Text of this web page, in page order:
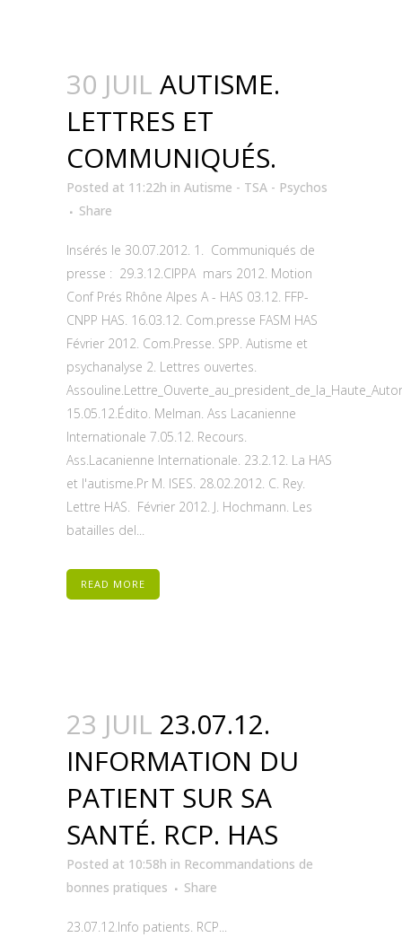
30 JUIL AUTISME.
LETTRES ET
COMMUNIQUÉS.
Posted at 11:22h in Autisme - TSA - Psychos
Share
Insérés le 30.07.2012. 1. Communiqués de
presse : 29.3.12.CIPPA mars 2012. Motion
Conf Prés Rhône Alpes A - HAS 03.12. FFP-
CNPP HAS. 16.03.12. Com.presse FASM HAS
Février 2012. Com.Presse. SPP. Autisme et
psychanalyse 2. Lettres ouvertes.
15.05.12.Édito. Melman. Ass Lacanienne
Internationale 7.05.12. Recours.
Ass.Lacanienne Internationale. 23.2.12. La HAS
et l'autisme.Pr M. ISES. 28.02.2012. C. Rey.
Lettre HAS. Février 2012. J. Hochmann. Les
batailles del...
READ MORE
23 JUIL 23.07.12.
INFORMATION DU
PATIENT SUR SA
SANTÉ. RCP. HAS
Posted at 10:58h in Recommandations de
bonnes pratiques
Share
23.07.12.Info patients. RCP...